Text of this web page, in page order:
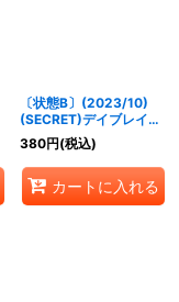
〔状態B〕(2023/10)
(SECRET)デイブレイカ
ーレーヴ【M-SEC】
{BS65-045}《青》
380円(税込)
カートに入れる